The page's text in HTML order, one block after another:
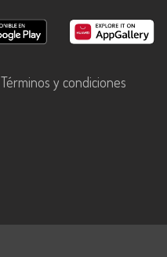
Términos y condiciones